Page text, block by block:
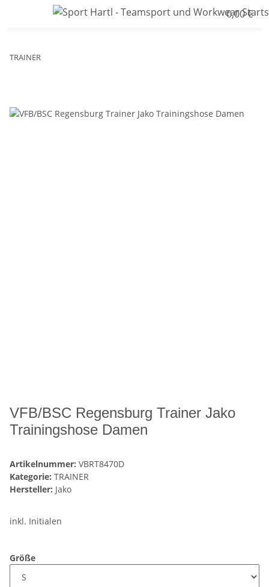
0,00 €
TRAINER
VFB/BSC Regensburg Trainer Jako
Trainingshose Damen
Artikelnummer: VBRT8470D
Kategorie: TRAINER
Hersteller: Jako
inkl. Initialen
Größe